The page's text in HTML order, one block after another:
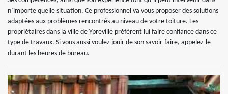
n’importe quelle situation. Ce professionnel va vous proposer des solutions
adaptées aux problèmes rencontrés au niveau de votre toiture. Les
propriétaires dans la ville de Ypreville préfèrent lui faire confiance dans ce
type de travaux. Si vous aussi voulez jouir de son savoir-faire, appelez-le
durant les heures de bureau.